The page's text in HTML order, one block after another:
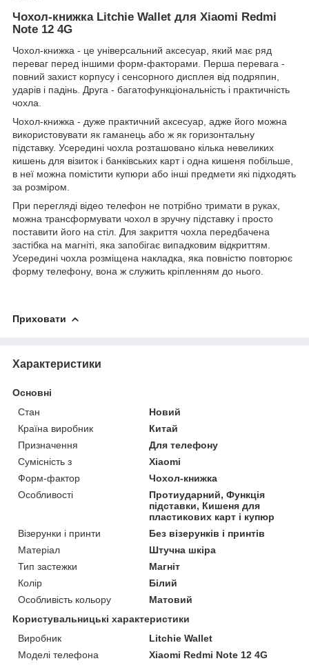
Чохол-книжка Litchie Wallet для Xiaomi Redmi
Note 12 4G
Чохол-книжка - це універсальний аксесуар, який має ряд
переваг перед іншими форм-факторами. Перша перевага -
повний захист корпусу і сенсорного дисплея від подряпин,
ударів і падінь. Друга - багатофункціональність і практичність
чохла.
Чохол-книжка - дуже практичний аксесуар, адже його можна
використовувати як гаманець або ж як горизонтальну
підставку. Усередині чохла розташовано кілька невеликих
кишень для візиток і банківських карт і одна кишеня побільше,
в неї можна помістити купюри або інші предмети які підходять
за розміром.
При перегляді відео телефон не потрібно тримати в руках,
можна трансформувати чохол в зручну підставку і просто
поставити його на стіл. Для закриття чохла передбачена
застібка на магніті, яка запобігає випадковим відкриттям.
Усередині чохла розміщена накладка, яка повністю повторює
форму телефону, вона ж служить кріпленням до нього.
Приховати
Характеристики
Основні
Стан
Новий
Країна виробник
Китай
Призначення
Для телефону
Сумісність з
Xiaomi
Форм-фактор
Чохол-книжка
Особливості
Протиударний, Функція
підставки, Кишеня для
пластикових карт і купюр
Візерунки і принти
Без візерунків і принтів
Матеріал
Штучна шкіра
Тип застежки
Магніт
Колір
Білий
Особливість кольору
Матовий
Користувальницькі характеристики
Виробник
Litchie Wallet
Моделі телефона
Xiaomi Redmi Note 12 4G